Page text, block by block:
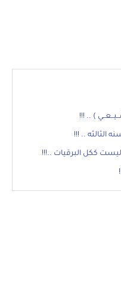
) .. !!!
ليست ككل البرقيات ..!!!